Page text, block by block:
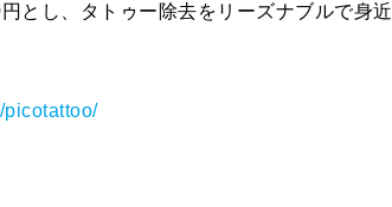
とし、タトゥー除去をリーズナブルで身近
picotattoo/